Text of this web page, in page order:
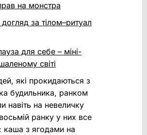
на монстра
за тілом–ритуал
для себе – міні-
світі
які прокидаються з
будильника, ранком
навіть на невеличку
ранку у них все
каша з ягодами на